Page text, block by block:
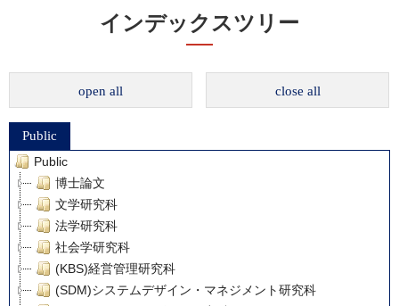
インデックスツリー
open all close all
Public
Public
博士論文
文学研究科
法学研究科
社会学研究科
(KBS)経営管理研究科
(SDM)システムデザイン・マネジメント研究科